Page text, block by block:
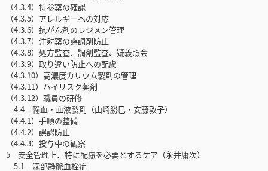
（4.3.4）持参薬の確認
（4.3.5）アレルギーへの対応
（4.3.6）抗がん剤のレジメン管理
（4.3.7）注射薬の誤調剤防止
（4.3.8）処方監査、調剤監査、疑義照会
（4.3.9）取り違い防止への配慮
（4.3.10）高濃度カリウム製剤の管理
（4.3.11）ハイリスク薬剤
（4.3.12）職員の研修
4.4 輸血・血液製剤（山崎勝巳・安藤敦子）
（4.4.1）手順の整備
（4.4.2）誤認防止
（4.4.3）投与中の観察
5 安全管理上、特に配慮を必要とするケア（永井庸次）
5.1 深部静脈血栓症